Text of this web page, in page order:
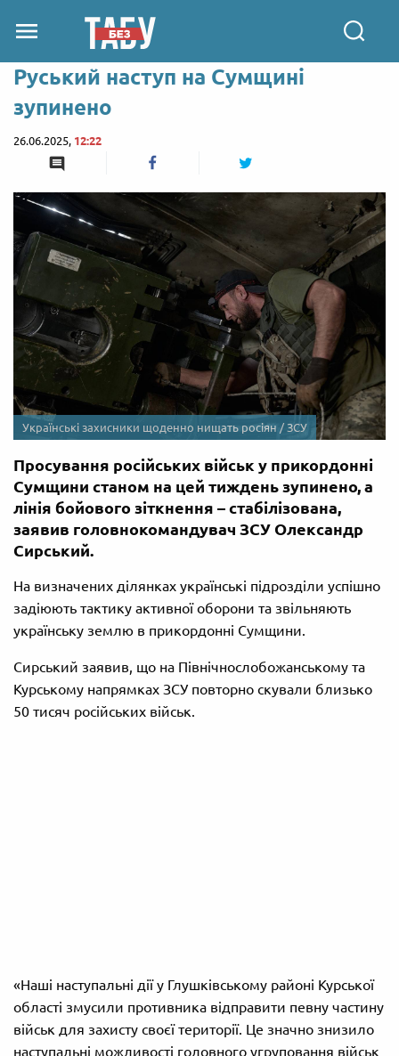
Руський наступ на Сумщині
зупинено
26.06.2025, 12:22
Українські захисники щоденно нищать росіян / ЗСУ
Просування російських військ у прикордонні
Сумщини станом на цей тиждень зупинено, а
лінія бойового зіткнення – стабілізована,
заявив головнокомандувач ЗСУ Олександр
Сирський.
На визначених ділянках українські підрозділи успішно
задіюють тактику активної оборони та звільняють
українську землю в прикордонні Сумщини.
Сирський заявив, що на Північнослобожанському та
Курському напрямках ЗСУ повторно скували близько
50 тисяч російських військ.
«Наші наступальні дії у Глушківському районі Курської
області змусили противника відправити певну частину
військ для захисту своєї території. Це значно знизило
наступальні можливості головного угруповання військ